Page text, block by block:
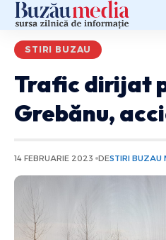
STIRI BUZAU
Trafic dirijat
Grebănu,
14 FEBRUARIE 2023 DESTIRI BUZAU